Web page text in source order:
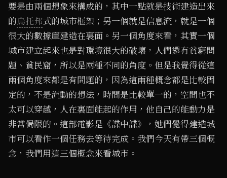
要是由兩個想象來構成的，其中一點就是技術建造出來
的烏托邦式的城市框架；另一個就是信息流，就是一個
很大的數據庫建造在裏面。另一個角度來看，其實一個
城市建立起來也是對環境很大的破壞，人們還有貧窮問
題、貧民窟，所以是兩種不同的角度。但是我覺得從這
兩個角度來都是有問題的，因為這兩種概念都是比較固
定的，不是流動的想法，時間是比較單一的，空間也不
太可以穿越，人在裏面能起的作用，他自己的能動力是
非常侷限的。這部電影是《諜中諜》，她們覺得建造城
市可以看作一個任務去等待完成。我們今天有帶三個概
念，我們用這三個概念來看城市。